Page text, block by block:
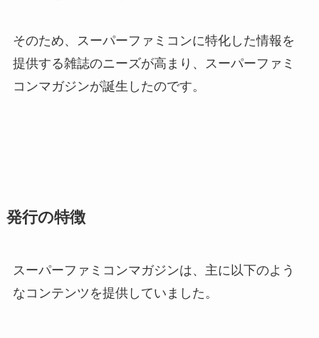
そのため、スーパーファミコンに特化した情報を
提供する雑誌のニーズが高まり、スーパーファミ
コンマガジンが誕生したのです。
発行の特徴
スーパーファミコンマガジンは、主に以下のよう
なコンテンツを提供していました。